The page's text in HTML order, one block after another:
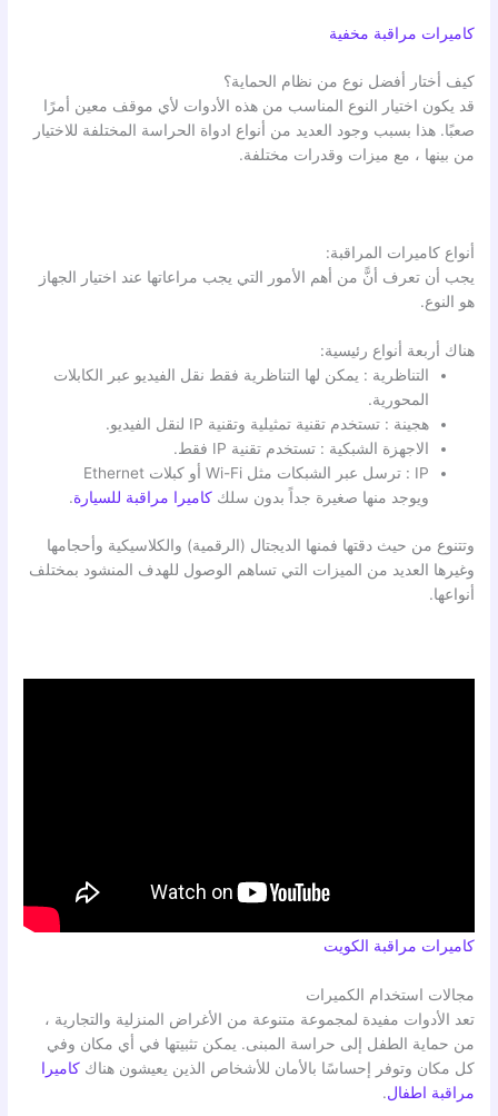
كاميرات مراقبة مخفية
كيف أختار أفضل نوع من نظام الحماية؟
قد يكون اختيار النوع المناسب من هذه الأدوات لأي موقف معين أمرًا
صعبًا. هذا بسبب وجود العديد من أنواع ادواة الحراسة المختلفة للاختيار
من بينها ، مع ميزات وقدرات مختلفة.
أنواع كاميرات المراقبة:
يجب أن تعرف أنًّ من أهم الأمور التي يجب مراعاتها عند اختيار الجهاز
هو النوع.
هناك أربعة أنواع رئيسية:
التناظرية : يمكن لها التناظرية فقط نقل الفيديو عبر الكابلات
المحورية.
هجينة : تستخدم تقنية تمثيلية وتقنية IP لنقل الفيديو.
الاجهزة الشبكية : تستخدم تقنية IP فقط.
IP : ترسل عبر الشبكات مثل Wi-Fi أو كبلات Ethernet
ويوجد منها صغيرة جداً بدون سلككاميرا مراقبة للسيارة.
وتتنوع من حيث دقتها فمنها الديجتال (الرقمية) والكلاسيكية وأحجامها
وغيرها العديد من الميزات التي تساهم الوصول للهدف المنشود بمختلف
أنواعها.
كاميرات مراقبة الكويت
مجالات استخدام الكميرات
تعد الأدوات مفيدة لمجموعة متنوعة من الأغراض المنزلية والتجارية ،
من حماية الطفل إلى حراسة المبنى. يمكن تثبيتها في أي مكان وفي
كل مكان وتوفر إحساسًا بالأمان للأشخاص الذين يعيشون هناككاميرا
مراقبة اطفال.